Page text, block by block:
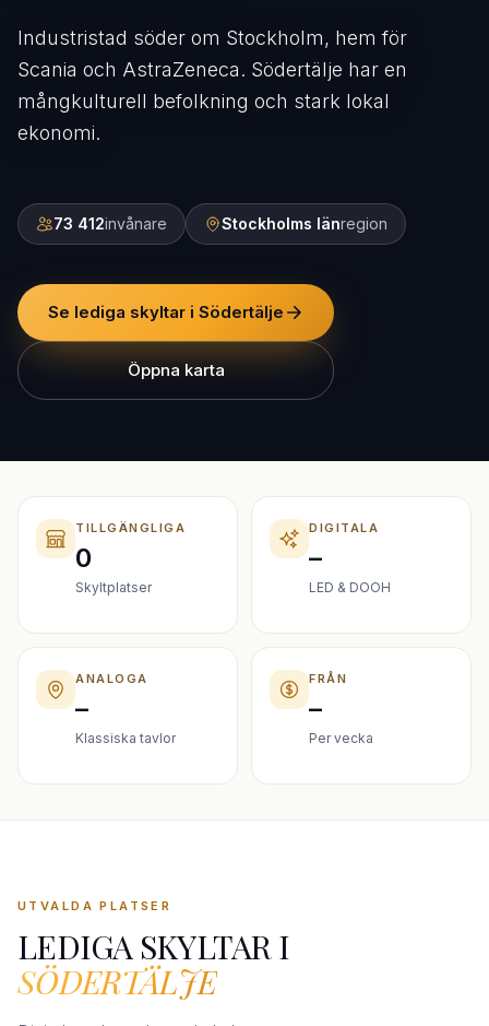
Industristad söder om Stockholm, hem för
Scania och AstraZeneca. Södertälje har en
mångkulturell befolkning och stark lokal
ekonomi.
73 412invånare Stockholms länregion
Se lediga skyltar i Södertälje
Öppna karta
TILLGÄNGLIGA
0
Skyltplatser
DIGITALA
–
LED & DOOH
ANALOGA
–
Klassiska tavlor
FRÅN
–
Per vecka
UTVALDA PLATSER
LEDIGA SKYLTAR I
SÖDERTÄLJE